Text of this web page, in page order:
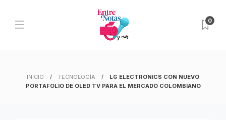
0
INICIO TECNOLOGÍA
LG ELECTRONICS CON NUEVO
PORTAFOLIO DE OLED TV PARA EL MERCADO COLOMBIANO